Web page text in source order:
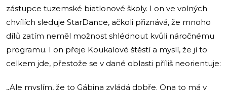
zástupce tuzemské biatlonové školy. I on ve volných
chvílích sleduje StarDance, ačkoli přiznává, že mnoho
dílů zatím neměl možnost shlédnout kvůli náročnému
programu. I on přeje Koukalové štěstí a myslí, že jí to
celkem jde, přestože se v dané oblasti příliš neorientuje:
„Ale myslím, že to Gábina zvládá dobře. Ona to má v